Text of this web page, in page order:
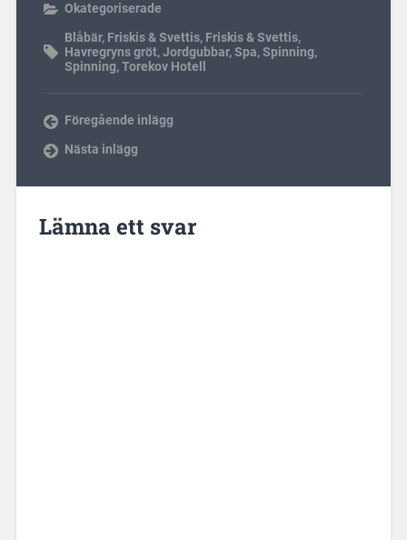
Okategoriserade
Blåbär, Friskis & Svettis, Friskis & Svettis,
Havregryns gröt,Jordgubbar,Spa,Spinning,
Spinning,Torekov Hotell
Föregående inlägg
Nästa inlägg
Lämna ett svar